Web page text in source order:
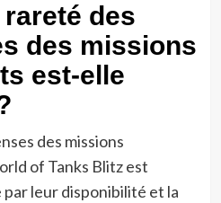
des
des missions
est-elle
des missions
of Tanks Blitz est
leur disponibilité et la